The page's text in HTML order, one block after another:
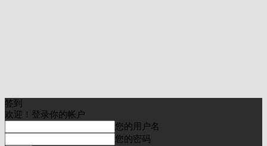
签到
欢迎！登录你的帐户
您的用户名
您的密码